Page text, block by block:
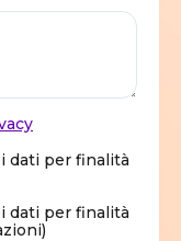
dati per finalità
dati per finalità